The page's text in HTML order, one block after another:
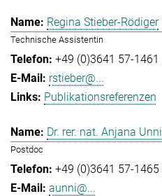
Regina Stieber-Rödiger
Technische Assistentin
+49 (0)3641 57-1461
rstieber@...
Publikationsreferenzen
Dr. rer. nat. Anjana Unni
Postdoc
+49 (0)3641 57-1465
aunni@...